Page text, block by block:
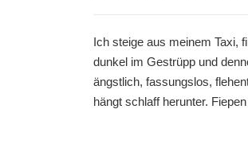
Ich steige aus meinem Taxi,
dunkel im Gestrüpp und
ängstlich, fassungslos,
hängt schlaff herunter.